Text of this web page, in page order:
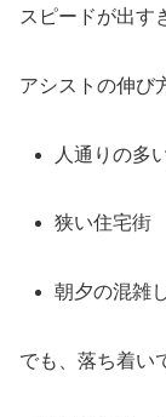
スピードが出す
アシストの伸び
人通りの多
狭い住宅街
朝夕の混雑
でも、落ち着い